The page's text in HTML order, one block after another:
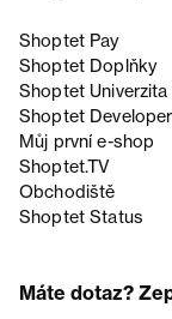
Shoptet Pay
Shoptet Doplňky
Shoptet Univerzita
Shoptet
Můj první e-shop
Shoptet.TV
Obchodiště
Shoptet Status
Máte dotaz?